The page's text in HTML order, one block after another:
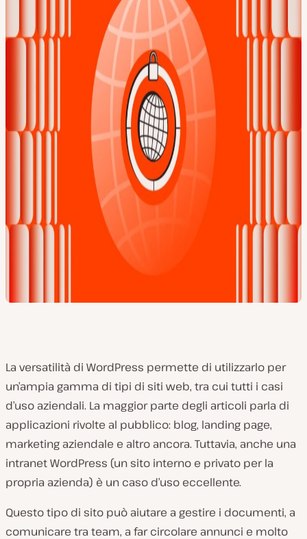
La versatilità di WordPress permette di utilizzarlo per
un’ampia gamma di tipi di siti web, tra cui tutti i casi
d’uso aziendali. La maggior parte degli articoli parla di
applicazioni rivolte al pubblico: blog, landing page,
marketing aziendale e altro ancora. Tuttavia, anche una
intranet WordPress (un sito interno e privato per la
propria azienda) è un caso d’uso eccellente.
Questo tipo di sito può aiutare a gestire i documenti, a
comunicare tra team, a far circolare annunci e molto